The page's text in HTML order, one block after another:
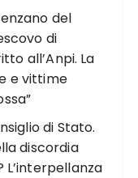
del
di
all’Anpi. La
e vittime
di Stato.
discordia
L’interpellanza